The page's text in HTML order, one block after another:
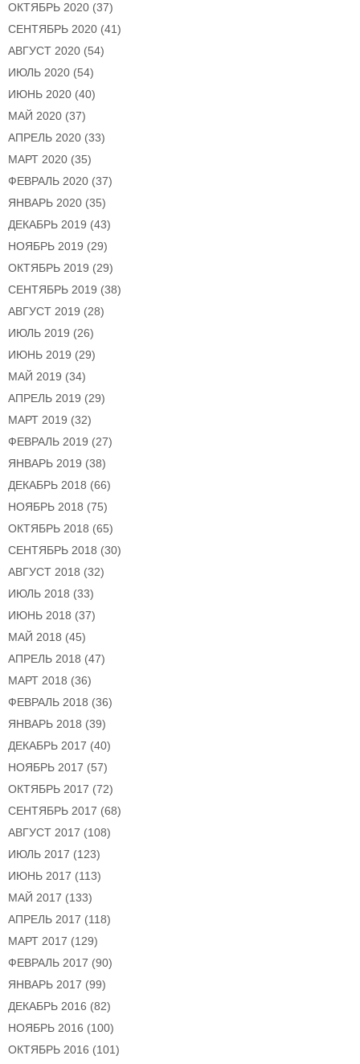
ОКТЯБРЬ 2020 (37)
СЕНТЯБРЬ 2020 (41)
АВГУСТ 2020 (54)
ИЮЛЬ 2020 (54)
ИЮНЬ 2020 (40)
МАЙ 2020 (37)
АПРЕЛЬ 2020 (33)
МАРТ 2020 (35)
ФЕВРАЛЬ 2020 (37)
ЯНВАРЬ 2020 (35)
ДЕКАБРЬ 2019 (43)
НОЯБРЬ 2019 (29)
ОКТЯБРЬ 2019 (29)
СЕНТЯБРЬ 2019 (38)
АВГУСТ 2019 (28)
ИЮЛЬ 2019 (26)
ИЮНЬ 2019 (29)
МАЙ 2019 (34)
АПРЕЛЬ 2019 (29)
МАРТ 2019 (32)
ФЕВРАЛЬ 2019 (27)
ЯНВАРЬ 2019 (38)
ДЕКАБРЬ 2018 (66)
НОЯБРЬ 2018 (75)
ОКТЯБРЬ 2018 (65)
СЕНТЯБРЬ 2018 (30)
АВГУСТ 2018 (32)
ИЮЛЬ 2018 (33)
ИЮНЬ 2018 (37)
МАЙ 2018 (45)
АПРЕЛЬ 2018 (47)
МАРТ 2018 (36)
ФЕВРАЛЬ 2018 (36)
ЯНВАРЬ 2018 (39)
ДЕКАБРЬ 2017 (40)
НОЯБРЬ 2017 (57)
ОКТЯБРЬ 2017 (72)
СЕНТЯБРЬ 2017 (68)
АВГУСТ 2017 (108)
ИЮЛЬ 2017 (123)
ИЮНЬ 2017 (113)
МАЙ 2017 (133)
АПРЕЛЬ 2017 (118)
МАРТ 2017 (129)
ФЕВРАЛЬ 2017 (90)
ЯНВАРЬ 2017 (99)
ДЕКАБРЬ 2016 (82)
НОЯБРЬ 2016 (100)
ОКТЯБРЬ 2016 (101)